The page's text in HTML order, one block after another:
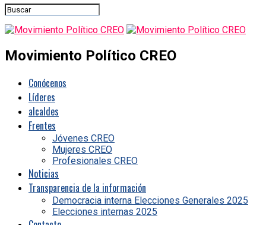
Movimiento Político CREO
Conócenos
Líderes
alcaldes
Frentes
Jóvenes CREO
Mujeres CREO
Profesionales CREO
Noticias
Transparencia de la información
Democracia interna Elecciones Generales 2025
Elecciones internas 2025